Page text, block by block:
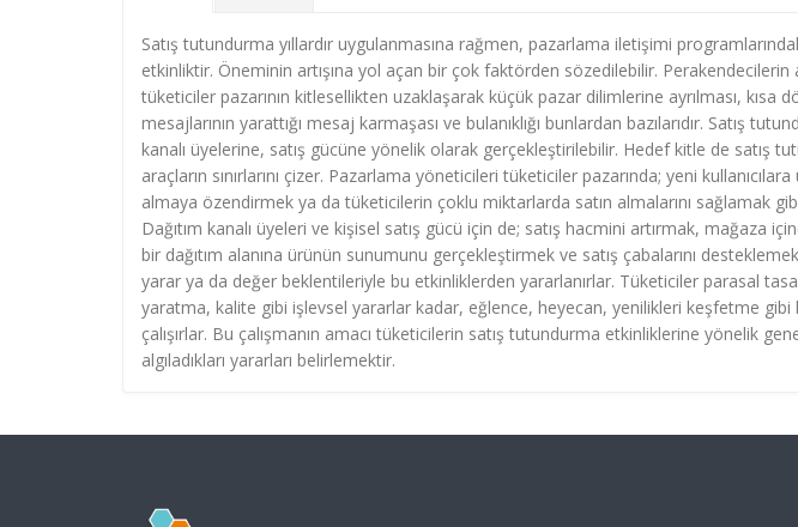
Satış tutundurma yıllardır uygulanmasına rağmen, pazarlama iletişimi
etkinliktir. Öneminin artışına yol açan bir çok faktörden sözedilebilir.
tüketiciler pazarının kitlesellikten uzaklaşarak küçük pazar dilimlerine ayrılması, kısa
mesajlarının yarattığı mesaj karmaşası ve bulanıklığı bunlardan bazılarıdır. Satış
kanalı üyelerine, satış gücüne yönelik olarak gerçekleştirilebilir. Hedef kitle de satış
araçların sınırlarını çizer. Pazarlama yöneticileri tüketiciler pazarında; yeni
almaya özendirmek ya da tüketicilerin çoklu miktarlarda satın almalarını sağlamak
Dağıtım kanalı üyeleri ve kişisel satış gücü için de; satış hacmini artırmak, mağaza
bir dağıtım alanına ürünün sunumunu gerçekleştirmek ve satış çabalarını
yarar ya da değer beklentileriyle bu etkinliklerden yararlanırlar. Tüketiciler parasal
yaratma, kalite gibi işlevsel yararlar kadar, eğlence, heyecan, yenilikleri keşfetme gibi
çalışırlar. Bu çalışmanın amacı tüketicilerin satış tutundurma etkinliklerine yönelik
algıladıkları yararları belirlemektir.